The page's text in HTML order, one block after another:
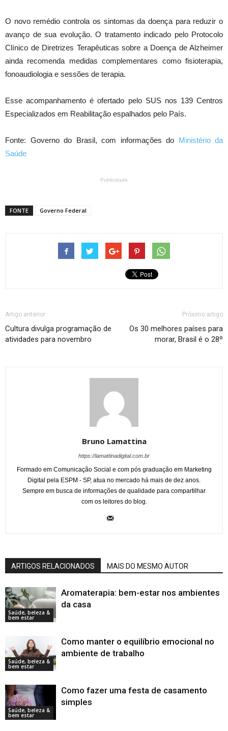
O novo remédio controla os sintomas da doença para reduzir o
avanço de sua evolução. O tratamento indicado pelo Protocolo
Clínico de Diretrizes Terapêuticas sobre a Doença de Alzheimer
ainda recomenda medidas complementares como fisioterapia,
fonoaudiologia e sessões de terapia.
Esse acompanhamento é ofertado pelo SUS nos 139 Centros
Especializados em Reabilitação espalhados pelo País.
Fonte: Governo do Brasil, com informações do Ministério da
Saúde
Publicidade
FONTE Governo Federal
Artigo anterior
Cultura divulga programação de
atividades para novembro
Próximo artigo
Os 30 melhores países para
morar, Brasil é o 28º
Bruno Lamattina
https://lamattinadigital.com.br
Formado em Comunicação Social e com pós graduação em Marketing
Digital pela ESPM - SP, atua no mercado há mais de dez anos.
Sempre em busca de informações de qualidade para compartilhar
com os leitores do blog.
ARTIGOS RELACIONADOS MAIS DO MESMO AUTOR
Saúde, beleza &
bem estar
Aromaterapia: bem-estar nos ambientes
da casa
Saúde, beleza &
bem estar
Como manter o equilíbrio emocional no
ambiente de trabalho
Saúde, beleza &
bem estar
Como fazer uma festa de casamento
simples